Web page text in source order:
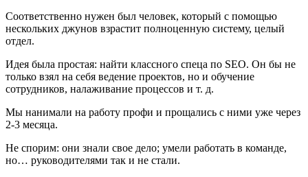
Соответственно нужен был человек, который с помощью
нескольких джунов взрастит полноценную систему, целый
отдел.
Идея была простая: найти классного спеца по SEO. Он бы не
только взял на себя ведение проектов, но и обучение
сотрудников, налаживание процессов и т. д.
Мы нанимали на работу профи и прощались с ними уже через
2-3 месяца.
Не спорим: они знали свое дело; умели работать в команде,
но… руководителями так и не стали.